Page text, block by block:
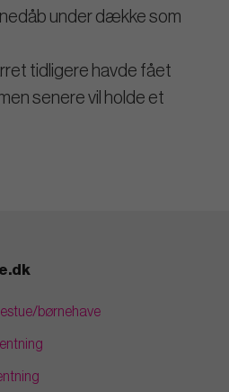
under dække som
tidligere havde fået
senere vil holde et
børnehave